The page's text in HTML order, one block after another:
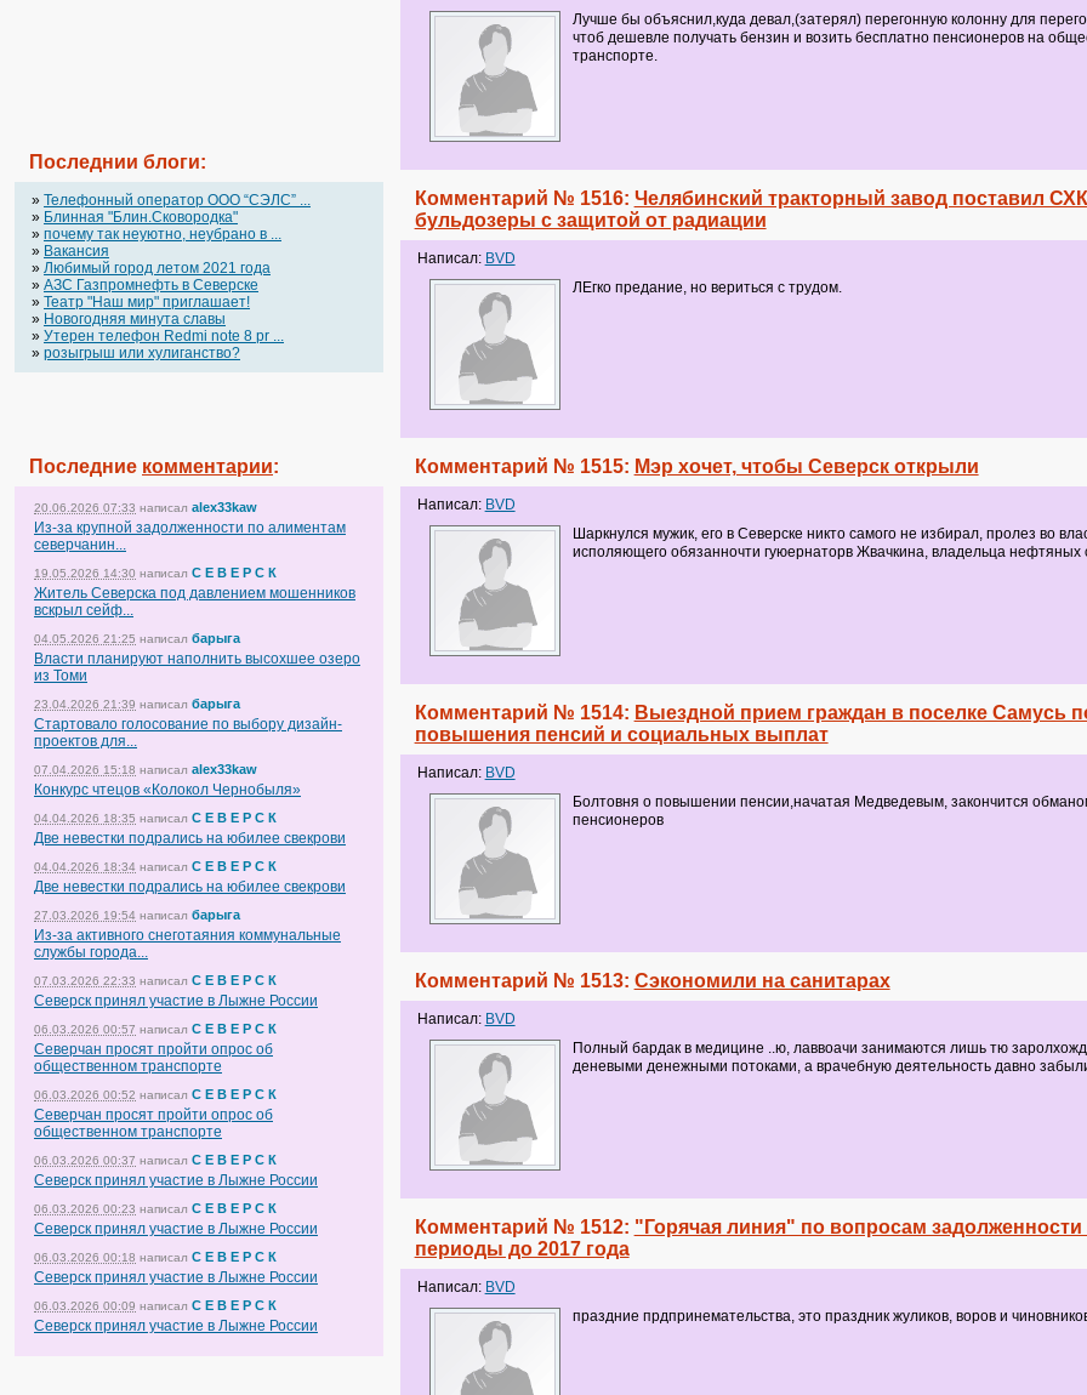
Последнии блоги:
» Телефонный оператор OOO “СЭЛС” ...
» Блинная "Блин.Сковородка"
» почему так неуютно, неубрано в ...
» Вакансия
» Любимый город летом 2021 года
» АЗС Газпромнефть в Северске
» Театр "Наш мир" приглашает!
» Новогодняя минута славы
» Утерен телефон Redmi note 8 pr ...
» розыгрыш или хулиганство?
Последние комментарии:
20.06.2026 07:33 написал alex33kaw
Из-за крупной задолженности по алиментам
северчанин...
19.05.2026 14:30 написал С Е В Е Р С К
Житель Северска под давлением мошенников
вскрыл сейф...
04.05.2026 21:25 написал барыга
Власти планируют наполнить высохшее озеро
из Томи
23.04.2026 21:39 написал барыга
Стартовало голосование по выбору дизайн-
проектов для...
07.04.2026 15:18 написал alex33kaw
Конкурс чтецов «Колокол Чернобыля»
04.04.2026 18:35 написал С Е В Е Р С К
Две невестки подрались на юбилее свекрови
04.04.2026 18:34 написал С Е В Е Р С К
Две невестки подрались на юбилее свекрови
27.03.2026 19:54 написал барыга
Из-за активного снеготаяния коммунальные
службы города...
07.03.2026 22:33 написал С Е В Е Р С К
Северск принял участие в Лыжне России
06.03.2026 00:57 написал С Е В Е Р С К
Северчан просят пройти опрос об
общественном транспорте
06.03.2026 00:52 написал С Е В Е Р С К
Северчан просят пройти опрос об
общественном транспорте
06.03.2026 00:37 написал С Е В Е Р С К
Северск принял участие в Лыжне России
06.03.2026 00:23 написал С Е В Е Р С К
Северск принял участие в Лыжне России
06.03.2026 00:18 написал С Е В Е Р С К
Северск принял участие в Лыжне России
06.03.2026 00:09 написал С Е В Е Р С К
Северск принял участие в Лыжне России
Лучше бы объяснил,куда девал,(затерял) перегонную колонну для
чтоб дешевле получать бензин и возить бесплатно пенсионеров на
транспорте.
Комментарий № 1516: Челябинский тракторный завод поставил СХК
бульдозеры с защитой от радиации
Написал: BVD
ЛЕгко предание, но вериться с трудом.
Комментарий № 1515: Мэр хочет, чтобы Северск открыли
Написал: BVD
Шаркнулся мужик, его в Северске никто самого не избирал, пролез во
исполяющего обязанночти гуюернаторв Жвачкина, владельца нефтяных
Комментарий № 1514: Выездной прием граждан в поселке Самусь
повышения пенсий и социальных выплат
Написал: BVD
Болтовня о повышении пенсии,начатая Медведевым, закончится
пенсионеров
Комментарий № 1513: Сэкономили на санитарах
Написал: BVD
Полный бардак в медицине ..ю, лаввоачи занимаются лишь тю
деневыми денежными потоками, а врачебную деятельность давно
Комментарий № 1512: "Горячая линия" по вопросам задолженности
периоды до 2017 года
Написал: BVD
праздние прдпринемательства, это праздник жуликов, воров и